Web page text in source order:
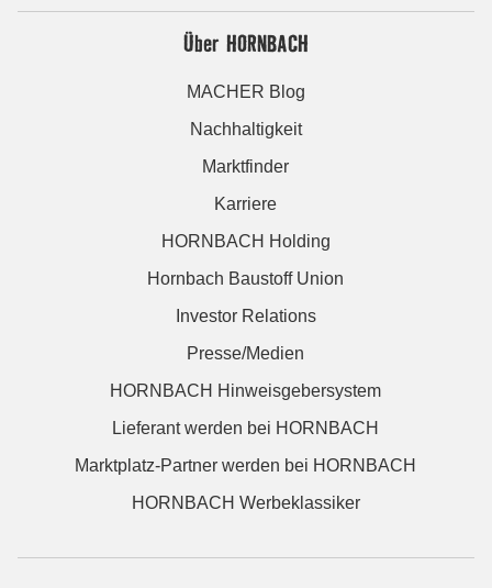
Über HORNBACH
MACHER Blog
Nachhaltigkeit
Marktfinder
Karriere
HORNBACH Holding
Hornbach Baustoff Union
Investor Relations
Presse/Medien
HORNBACH Hinweisgebersystem
Lieferant werden bei HORNBACH
Marktplatz-Partner werden bei HORNBACH
HORNBACH Werbeklassiker